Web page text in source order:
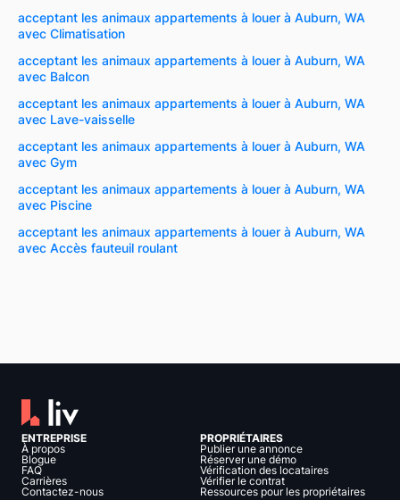
acceptant les animaux appartements à louer à Auburn, WA
avec Climatisation
acceptant les animaux appartements à louer à Auburn, WA
avec Balcon
acceptant les animaux appartements à louer à Auburn, WA
avec Lave-vaisselle
acceptant les animaux appartements à louer à Auburn, WA
avec Gym
acceptant les animaux appartements à louer à Auburn, WA
avec Piscine
acceptant les animaux appartements à louer à Auburn, WA
avec Accès fauteuil roulant
ENTREPRISE
À propos
Blogue
FAQ
Carrières
Contactez-nous
PROPRIÉTAIRES
Publier une annonce
Réserver une démo
Vérification des locataires
Vérifier le contrat
Ressources pour les propriétaires